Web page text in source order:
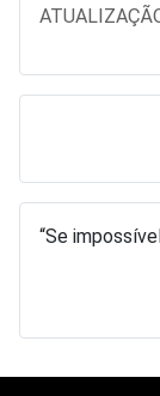
“Se